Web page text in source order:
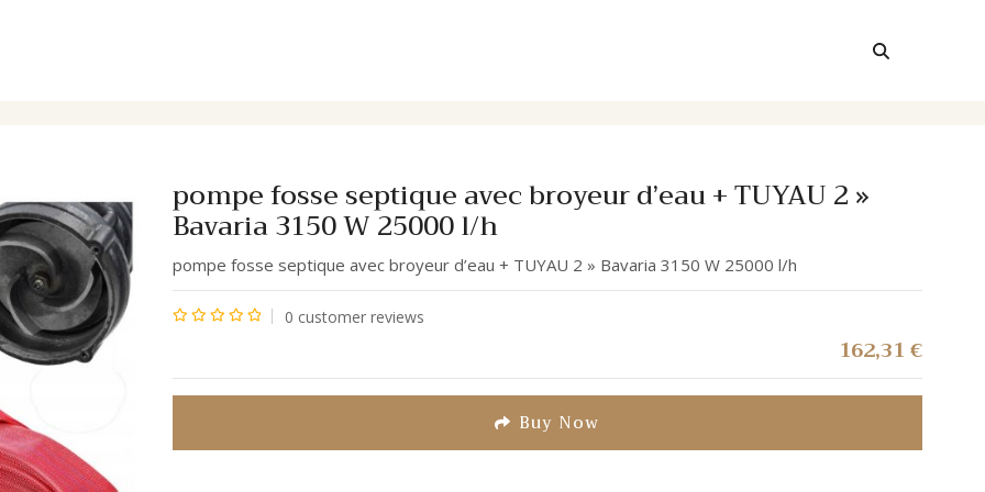
pompe fosse septique avec broyeur d’eau + TUYAU 2 »
Bavaria 3150 W 25000 l/h
pompe fosse septique avec broyeur d’eau + TUYAU 2 » Bavaria 3150 W 25000 l/h
sur
0 customer reviews
162,31€
Buy Now